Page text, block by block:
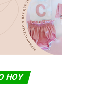
HOY